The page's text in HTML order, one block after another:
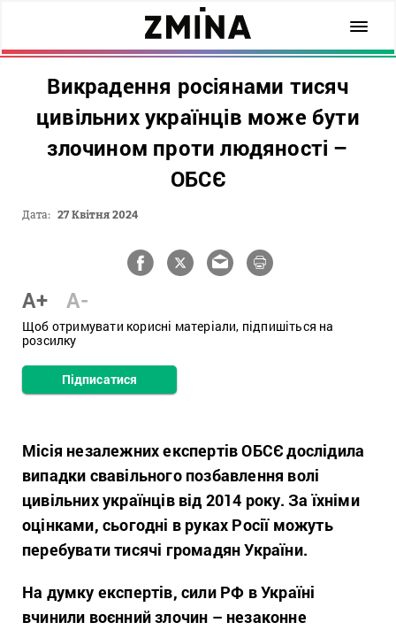
Викрадення росіянами тисяч
цивільних українців може бути
злочином проти людяності –
ОБСЄ
Дата: 27 Квітня 2024
A+ A-
Щоб отримувати корисні матеріали, підпишіться на
розсилку
Підписатися
Місія незалежних експертів ОБСЄ дослідила
випадки свавільного позбавлення волі
цивільних українців від 2014 року. За їхніми
оцінками, сьогодні в руках Росії можуть
перебувати тисячі громадян України.
На думку експертів, сили РФ в Україні
вчинили воєнний злочин – незаконне